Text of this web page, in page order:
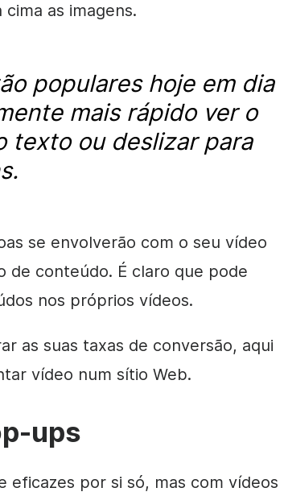
as imagens.
populares hoje em dia
mais rápido ver o
texto ou deslizar para
se envolverão com o seu vídeo
de conteúdo. É claro que pode
nos próprios vídeos.
as suas taxas de conversão, aqui
vídeo num sítio Web.
ups
eficazes por si só, mas com vídeos